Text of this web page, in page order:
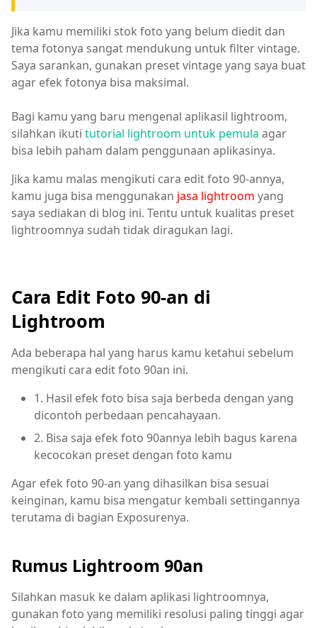
Jika kamu memiliki stok foto yang belum diedit dan
tema fotonya sangat mendukung untuk filter vintage.
Saya sarankan, gunakan preset vintage yang saya buat
agar efek fotonya bisa maksimal.
Bagi kamu yang baru mengenal aplikasil lightroom,
silahkan ikuti tutorial lightroom untuk pemula agar
bisa lebih paham dalam penggunaan aplikasinya.
Jika kamu malas mengikuti cara edit foto 90-annya,
kamu juga bisa menggunakan jasa lightroom yang
saya sediakan di blog ini. Tentu untuk kualitas preset
lightroomnya sudah tidak diragukan lagi.
Cara Edit Foto 90-an di
Lightroom
Ada beberapa hal yang harus kamu ketahui sebelum
mengikuti cara edit foto 90an ini.
1. Hasil efek foto bisa saja berbeda dengan yang
dicontoh perbedaan pencahayaan.
2. Bisa saja efek foto 90annya lebih bagus karena
kecocokan preset dengan foto kamu
Agar efek foto 90-an yang dihasilkan bisa sesuai
keinginan, kamu bisa mengatur kembali settingannya
terutama di bagian Exposurenya.
Rumus Lightroom 90an
Silahkan masuk ke dalam aplikasi lightroomnya,
gunakan foto yang memiliki resolusi paling tinggi agar